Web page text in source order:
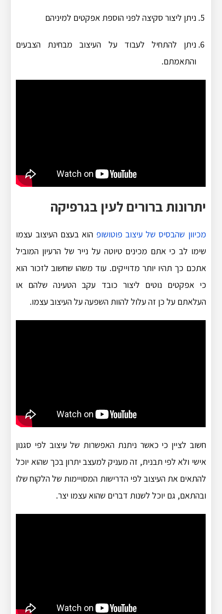
ניתן ליצור סקיצה לפני הוספת אפקטים למיניהם
ניתן להתחיל לעבוד על העיצוב מבחינת הצבעים
והתאמתם.
יתרונות ברורים לעין בגרפיקה
מכיוון שהבסיס של עיצוב פוטושופ הוא בעצם העיצוב עצמו
שימו לב כי אתם מכינים טיוטה על נייר של הרעיון המוביל
אתכם כך תהיו יותר מדוייקים. עוד משהו שחשוב לזכור הוא
כי אפקטים נוטים ליצור כובד עקב הטעינה שלהם או
העלאתם על כן זה עלול להוות השפעה על העיצוב עצמו.
חשוב לציין כי כאשר ניתנת האפשרות של עיצוב לפי סגנון
אישי ולא לפי תבנית, זה מעניק למעצב יתרון בכך שהוא יוכל
להתאים את העיצוב לפי הדרישות המסויימות של הלקוח שלו
ובהתאם, גם יוכל לשנות דברים שהוא עצמו יצר.